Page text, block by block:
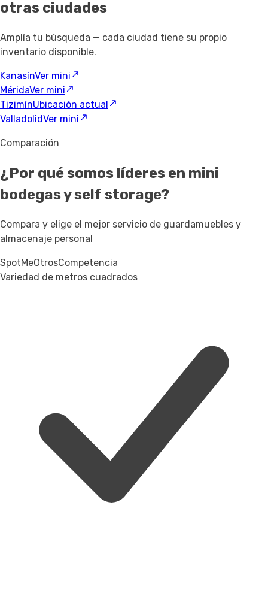
otras ciudades
Amplía tu búsqueda — cada ciudad tiene su propio
inventario disponible.
KanasínVer mini
MéridaVer mini
TizimínUbicación actual
ValladolidVer mini
Comparación
¿Por qué somos líderes en mini
bodegas y self storage?
Compara y elige el mejor servicio de guardamuebles y
almacenaje personal
SpotMeOtrosCompetencia
Variedad de metros cuadrados